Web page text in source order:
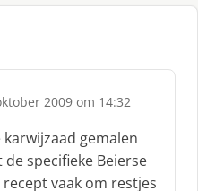
2009 om 14:32
gemalen
specifieke Beierse
vaak om restjes